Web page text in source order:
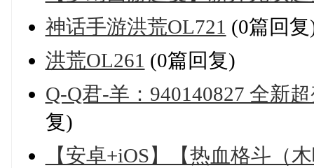
神话手游洪荒OL721 (0篇回复
洪荒OL261 (0篇回复)
Q-Q君-羊：940140827 全新
复)
【安卓+iOS】【热血格斗（